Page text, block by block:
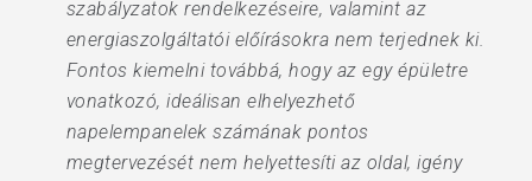
szabályzatok rendelkezéseire, valamint az
energiaszolgáltatói előírásokra nem terjednek ki.
Fontos kiemelni továbbá, hogy az egy épületre
vonatkozó, ideálisan elhelyezhető
napelempanelek számának pontos
megtervezését nem helyettesíti az oldal, igény